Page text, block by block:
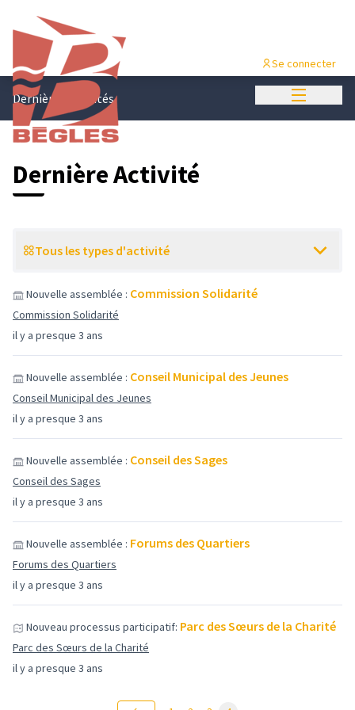
Menu
Se connecter
Dernières activités
Dernière Activité
Tous les types d'activité
il y a presque 3 ans
Nouvelle assemblée : Commission Solidarité
Commission Solidarité
il y a presque 3 ans
Nouvelle assemblée : Conseil Municipal des Jeunes
Conseil Municipal des Jeunes
il y a presque 3 ans
Nouvelle assemblée : Conseil des Sages
Conseil des Sages
il y a presque 3 ans
Nouvelle assemblée : Forums des Quartiers
Forums des Quartiers
il y a presque 3 ans
Nouveau processus participatif: Parc des Sœurs de la Charité
Parc des Sœurs de la Charité